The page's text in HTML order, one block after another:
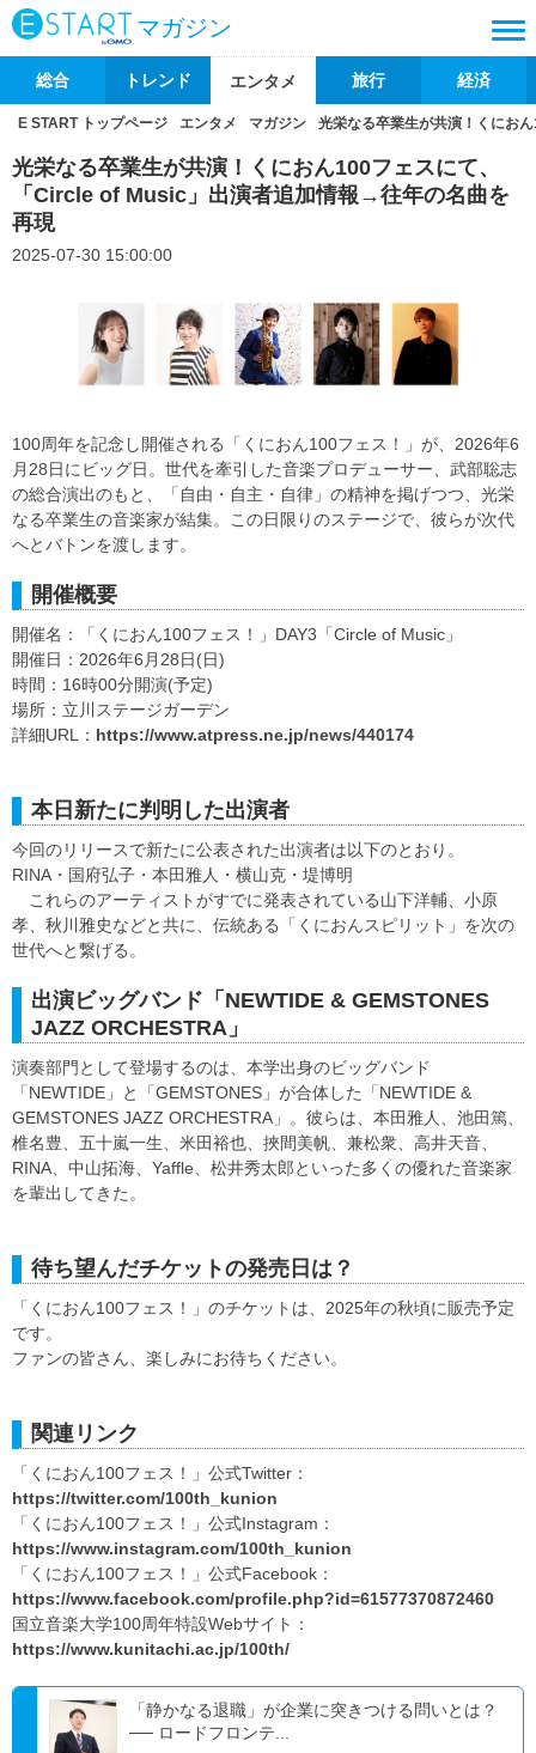
マガジン
総合 トレンド エンタメ 旅行 経済
E START トップページ エンタメ マガジン 光栄なる卒業生が共演！くにお
光栄なる卒業生が共演！くにおん100フェスにて、
「Circle of Music」出演者追加情報→往年の名曲を
再現
2025-07-30 15:00:00
100周年を記念し開催される「くにおん100フェス！」が、2026年6
月28日にビッグ日。世代を牽引した音楽プロデューサー、武部聡志
の総合演出のもと、「自由・自主・自律」の精神を掲げつつ、光栄
なる卒業生の音楽家が結集。この日限りのステージで、彼らが次代
へとバトンを渡します。
開催概要
開催名：「くにおん100フェス！」DAY3「Circle of Music」
開催日：2026年6月28日(日)
時間：16時00分開演(予定)
場所：立川ステージガーデン
詳細URL： https://www.atpress.ne.jp/news/440174
本日新たに判明した出演者
今回のリリースで新たに公表された出演者は以下のとおり。
RINA・国府弘子・本田雅人・横山克・堤博明
これらのアーティストがすでに発表されている山下洋輔、小原
孝、秋川雅史などと共に、伝統ある「くにおんスピリット」を次の
世代へと繋げる。
出演ビッグバンド「NEWTIDE & GEMSTONES
JAZZ ORCHESTRA」
演奏部門として登場するのは、本学出身のビッグバンド
「NEWTIDE」と「GEMSTONES」が合体した「NEWTIDE &
GEMSTONES JAZZ ORCHESTRA」。彼らは、本田雅人、池田篤、
椎名豊、五十嵐一生、米田裕也、挾間美帆、兼松衆、高井天音、
RINA、中山拓海、Yaffle、松井秀太郎といった多くの優れた音楽家
を輩出してきた。
待ち望んだチケットの発売日は？
「くにおん100フェス！」のチケットは、2025年の秋頃に販売予定
です。
ファンの皆さん、楽しみにお待ちください。
関連リンク
「くにおん100フェス！」公式Twitter：
https://twitter.com/100th_kunion
「くにおん100フェス！」公式Instagram：
https://www.instagram.com/100th_kunion
「くにおん100フェス！」公式Facebook：
https://www.facebook.com/profile.php?id=61577370872460
国立音楽大学100周年特設Webサイト：
https://www.kunitachi.ac.jp/100th/
​​「静かなる退職」が企業に突きつける問いとは？
── ロードフロンテ...